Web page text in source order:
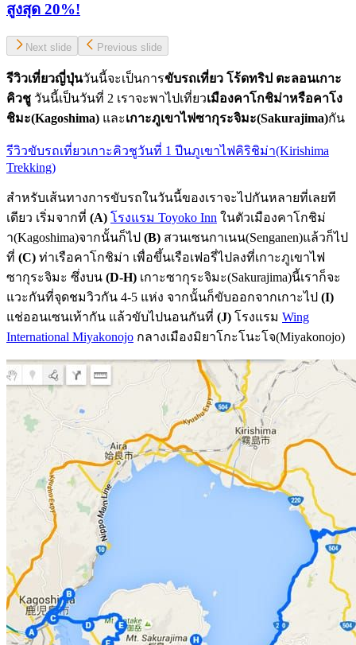
สูงสุด 20%!
Next slide Previous slide
รีวิวเที่ยวญี่ปุ่นวันนี้จะเป็นการขับรถเที่ยว โร้ดทริป ตะลอนเกาะ
คิวชู วันนี้เป็นวันที่ 2 เราจะพาไปเที่ยวเมืองคาโกชิม่าหรือคาโง
ชิมะ(Kagoshima) และเกาะภูเขาไฟซากุระจิมะ(Sakurajima)กัน
รีวิวขับรถเที่ยวเกาะคิวชูวันที่ 1 ปีนภูเขาไฟคิริชิม่า(Kirishima
Trekking)
สำหรับเส้นทางการขับรถในวันนี้ของเราจะไปกันหลายที่เลยที
เดียว เริ่มจากที่ (A) โรงแรม Toyoko Inn ในตัวเมืองคาโกชิม่
า(Kagoshima)จากนั้นก็ไป (B) สวนเซนกาเนน(Senganen)แล้วก็ไป
ที่ (C) ท่าเรือคาโกชิม่า เพื่อขึ้นเรือเฟอรี่ไปลงที่เกาะภูเขาไฟ
ซากุระจิมะ ซึ่งบน (D-H) เกาะซากุระจิมะ(Sakurajima)นี้เราก็จะ
แวะกันที่จุดชมวิวกัน 4-5 แห่ง จากนั้นก็ขับออกจากเกาะไป (I)
แช่ออนเซนเท้ากัน แล้วขับไปนอนกันที่ (J) โรงแรม Wing
International Miyakonojo กลางเมืองมิยาโกะโนะโจ(Miyakonojo)